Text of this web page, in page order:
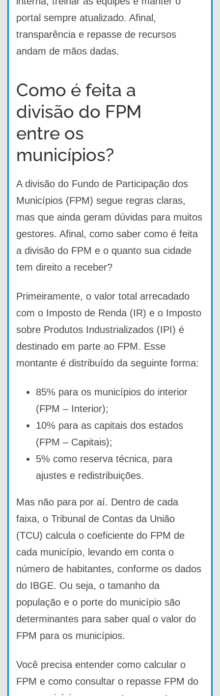
portal sempre atualizado. Afinal,
transparência e repasse de recursos
andam de mãos dadas.
Como é feita a
divisão do FPM
entre os
municípios?
A divisão do Fundo de Participação dos
Municípios (FPM) segue regras claras,
mas que ainda geram dúvidas para muitos
gestores. Afinal, como saber como é feita
a divisão do FPM e o quanto sua cidade
tem direito a receber?
Primeiramente, o valor total arrecadado
com o Imposto de Renda (IR) e o Imposto
sobre Produtos Industrializados (IPI) é
destinado em parte ao FPM. Esse
montante é distribuído da seguinte forma:
85% para os municípios do interior
(FPM – Interior);
10% para as capitais dos estados
(FPM – Capitais);
5% como reserva técnica, para
ajustes e redistribuições.
Mas não para por aí. Dentro de cada
faixa, o Tribunal de Contas da União
(TCU) calcula o coeficiente do FPM de
cada município, levando em conta o
número de habitantes, conforme os dados
do IBGE. Ou seja, o tamanho da
população e o porte do município são
determinantes para saber qual o valor do
FPM para os municípios.
Você precisa entender como calcular o
FPM e como consultar o repasse FPM do